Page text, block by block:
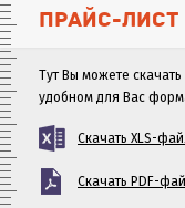
ПРАЙС-ЛИСТ
Тут Вы можете
удобном для Вас
Скачать XLS-
Скачать PDF-